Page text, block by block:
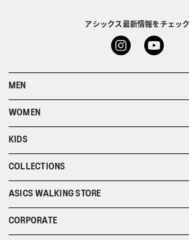
アシックス最新情報をチェック
MEN
WOMEN
KIDS
COLLECTIONS
ASICS WALKING STORE
CORPORATE